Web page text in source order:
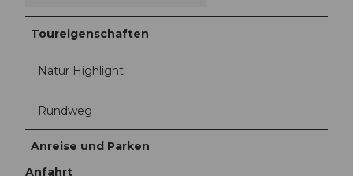
Toureigenschaften
Natur Highlight
Rundweg
Anreise und Parken
Anfahrt